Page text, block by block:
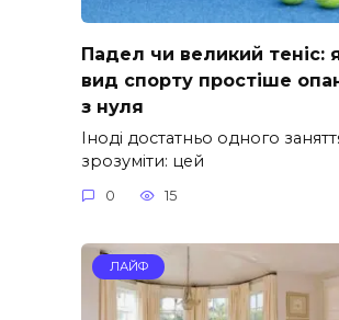
Падел чи великий теніс:
вид спорту простіше
з нуля
Іноді достатньо одного
зрозуміти: цей
0 15
ЛАЙФ